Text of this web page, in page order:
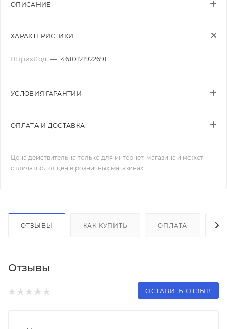
ОПИСАНИЕ
ХАРАКТЕРИСТИКИ
ШтрихКод — 4610121922691
УСЛОВИЯ ГАРАНТИИ
ОПЛАТА И ДОСТАВКА
Цена действительна только для интернет-магазина и может
отличаться от цен в розничных магазинах
ОТЗЫВЫ КАК КУПИТЬ ОПЛАТА
Отзывы
ОСТАВИТЬ ОТЗЫВ